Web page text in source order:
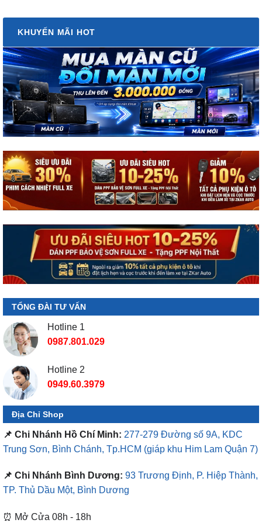
KHUYẾN MÃI HOT
TỔNG ĐÀI TƯ VẤN
Hotline 1
0987.801.029
Hotline 2
0949.60.3979
Địa Chỉ Shop
📌 Chi Nhánh Hồ Chí Minh: 277-279 Đường số 9A, KDC
Trung Sơn, Bình Chánh, Tp.HCM (giáp khu Him Lam Quận 7)
📌 Chi Nhánh Bình Dương: 93 Trương Định, P. Hiệp Thành,
TP. Thủ Dầu Một, Bình Dương
⏰ Mở Cửa 08h - 18h